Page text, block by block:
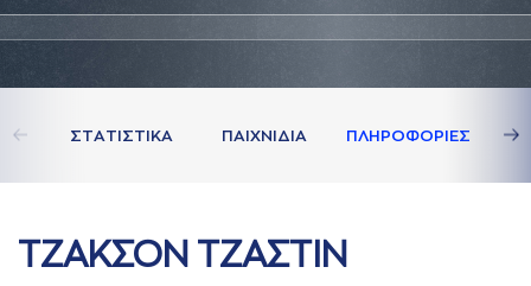
ΣΤAΤΙΣΤΙΚA ΠAΙΧΝΙΔΙA ΠΛΗΡΟΦΟΡΙΕΣ
ΤΖAΚΣΟΝ ΤΖAΣΤΙΝ